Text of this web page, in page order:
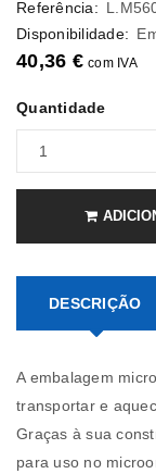
Referência:
Disponibilidade:
40,36 € com IVA
Quantidade
DESCRIÇÃO
A embalagem
transportar e
Graças à sua
para uso no